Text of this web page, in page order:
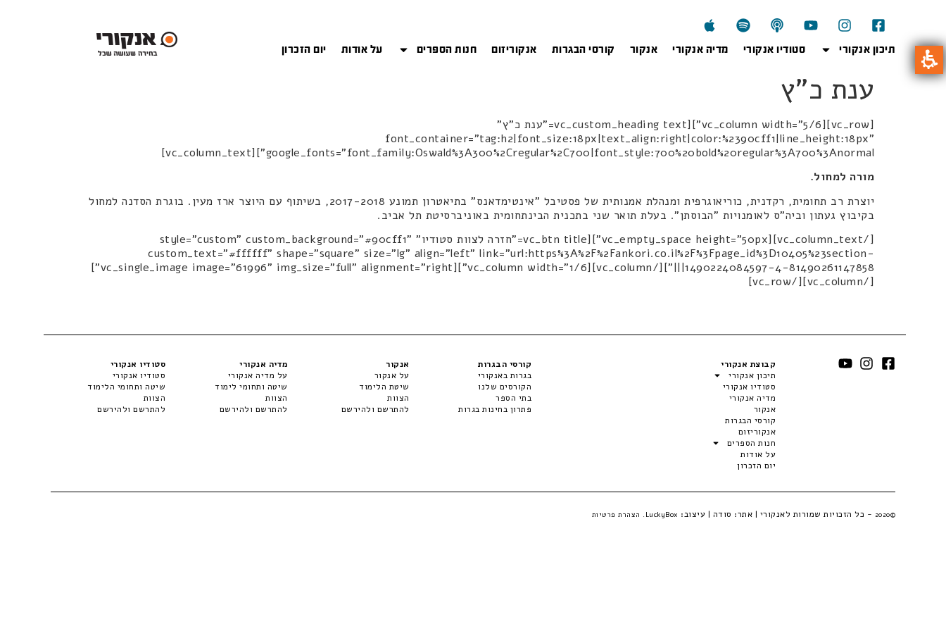
תיכון אנקורי סטודיו אנקורי מדיה אנקורי אנקור קורסי הבגרות אנקוריזום חנות הספרים על אודות יום הזכרון
ענת כ"ץ
[vc_row][vc_column width="5/6"][vc_custom_heading text="ענת כ"ץ"
font_container="tag:h2|font_size:18px|text_align:right|color:%2390cff1|line_height:18px"
google_fonts="font_family:Oswald%3A300%2Cregular%2C700|font_style:700%20bold%20regular%3A700%3Anormal"][vc_column_text]
מורה למחול.
יוצרת רב תחומית, רקדנית, כוריאוגרפית ומנהלת אמנותית של פסטיבל "אינטימדאנס" בתיאטרון תמונע 2017-2018, בשיתוף עם היוצר ארז מעין. בוגרת הסדנה למחול
בקיבוץ געתון וביה"ס לאומנויות "הבוסתן". בעלת תואר שני בתכנית הבינתחומית באוניברסיטת תל אביב.
[/vc_column_text][vc_empty_space height="50px"][vc_btn title="חזרה לצוות סטודיו" style="custom" custom_background="#90cff1"
custom_text="#ffffff" shape="square" size="lg" align="left" link="url:https%3A%2F%2Fankori.co.il%2F%3Fpage_id%3D10405%23section-
1490224084597-4-81490261147858|||"][/vc_column][vc_column width="1/6"][vc_single_image image="61996" img_size="full" alignment="right"]
[/vc_column][/vc_row]
קבוצת אנקורי
תיכון אנקורי
סטודיו אנקורי
מדיה אנקורי
אנקור
קורסי הבגרות
אנקוריזום
חנות הספרים
על אודות
יום הזכרון
קורסי הבגרות
בגרות באנקורי
הקורסים שלנו
בתי הספר
פתרון בחינות בגרות
אנקור
על אנקור
שיטת הלימוד
הצוות
להתרשם ולהירשם
מדיה אנקורי
על מדיה אנקורי
שיטה ותחומי לימוד
הצוות
להתרשם ולהירשם
סטודיו אנקורי
סטודיו אנקורי
שיטה ותחומי הלימוד
הצוות
להתרשם ולהירשם
©2020 - כל הזכויות שמורות לאנקורי | אתר: סודה | עיצוב: LuckyBox. הצהרת פרטיות